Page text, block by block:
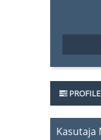
Kasutaja